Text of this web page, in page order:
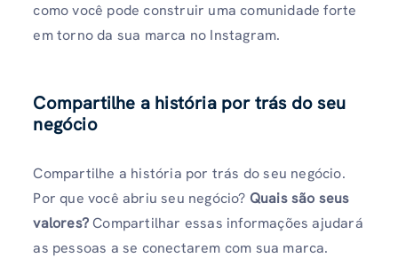
como você pode construir uma comunidade forte
em torno da sua marca no Instagram.
Compartilhe a história por trás do seu
negócio
Compartilhe a história por trás do seu negócio.
Por que você abriu seu negócio? Quais são seus
valores?Compartilhar essas informações ajudará
as pessoas a se conectarem com sua marca.